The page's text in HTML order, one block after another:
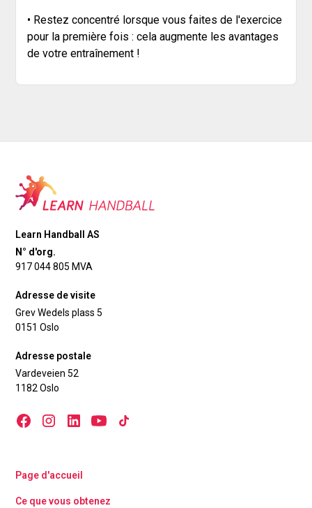
• Restez concentré lorsque vous faites de l'exercice
pour la première fois : cela augmente les avantages
de votre entraînement !
Learn Handball AS
N° d'org.
917 044 805 MVA
Adresse de visite
Grev Wedels plass 5
0151 Oslo
Adresse postale
Vardeveien 52
1182 Oslo
Page d'accueil
Ce que vous obtenez